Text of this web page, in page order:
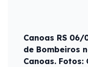
Canoas RS
de Bombeiros
Canoas.